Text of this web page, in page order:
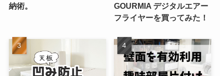
納術。
GOURMIA デジタルエアー
フライヤーを買ってみた！